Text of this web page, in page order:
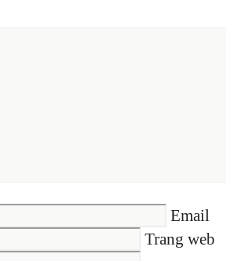
Email
Trang web